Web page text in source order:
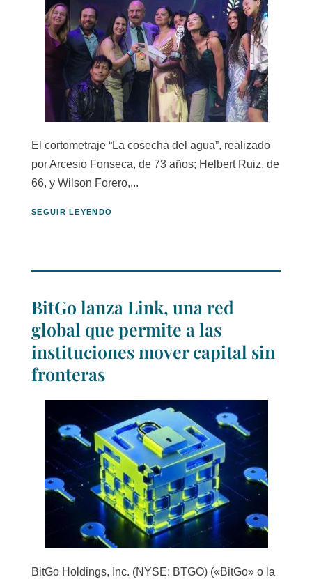
El cortometraje “La cosecha del agua”, realizado
por Arcesio Fonseca, de 73 años; Helbert Ruiz, de
66, y Wilson Forero,...
SEGUIR LEYENDO
BitGo lanza Link, una red
global que permite a las
instituciones mover capital sin
fronteras
BitGo Holdings, Inc. (NYSE: BTGO) («BitGo» o la